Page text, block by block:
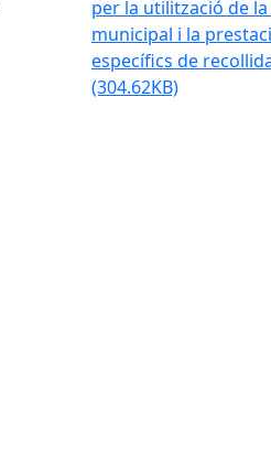
per la utilització de
municipal i la
específics de
(304.62KB)